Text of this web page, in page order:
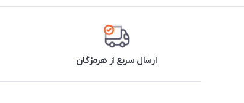
ارسال سریع از هرمزگان